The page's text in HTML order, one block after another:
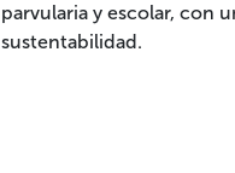
parvularia y escolar, con
sustentabilidad.